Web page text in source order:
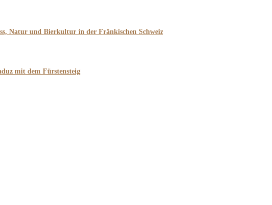
Natur und Bierkultur in der Fränkischen Schweiz
mit dem Fürstensteig